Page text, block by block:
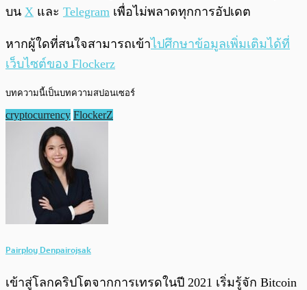
บน X และ Telegram เพื่อไม่พลาดทุกการอัปเดต
หากผู้ใดที่สนใจสามารถเข้าไปศึกษาข้อมูลเพิ่มเติมได้ที่
เว็บไซต์ของ Flockerz
บทความนี้เป็นบทความสปอนเซอร์
cryptocurrency FlockerZ
Pairploy Denpairojsak
เข้าสู่โลกคริปโตจากการเทรดในปี 2021 เริ่มรู้จัก Bitcoin